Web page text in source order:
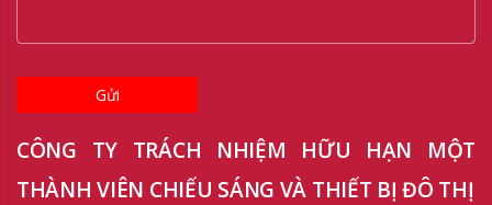
Gửi
CÔNG TY TRÁCH NHIỆM HỮU HẠN MỘT
THÀNH VIÊN CHIẾU SÁNG VÀ THIẾT BỊ ĐÔ THỊ